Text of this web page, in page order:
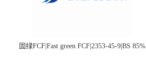
固绿FCF|Fast green FCF|2353-45-9|BS 85%